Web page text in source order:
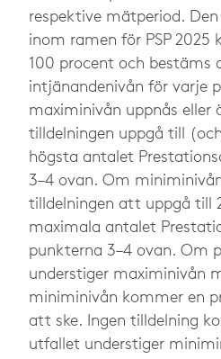
respektive mätperiod.
inom ramen för PSP 2025
100 procent och bestäms
intjänandenivån för varje
maximinivån uppnås eller
tilldelningen uppgå till
högsta antalet
3–4 ovan. Om
tilldelningen att uppgå till
maximala antalet
punkterna 3–4 ovan. Om
understiger maximinivån
miniminivån kommer en
att ske. Ingen tilldelning
utfallet understiger